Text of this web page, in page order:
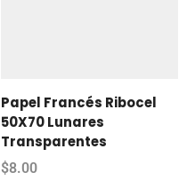
Papel Francés Ribocel
50X70 Lunares
Transparentes
$8.00